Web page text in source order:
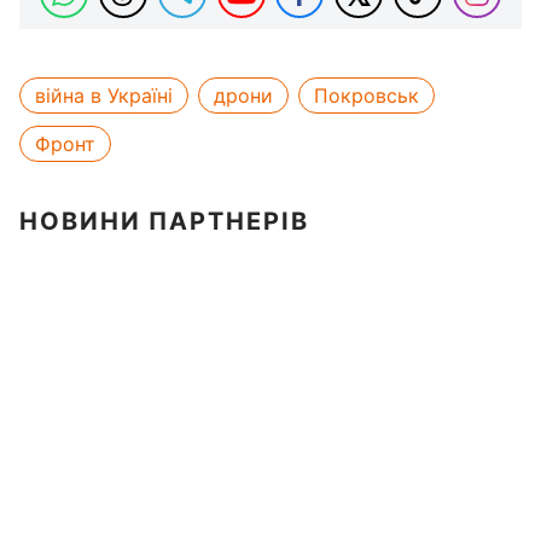
війна в Україні дрони
Покровськ
Фронт
НОВИНИ ПАРТНЕРІВ